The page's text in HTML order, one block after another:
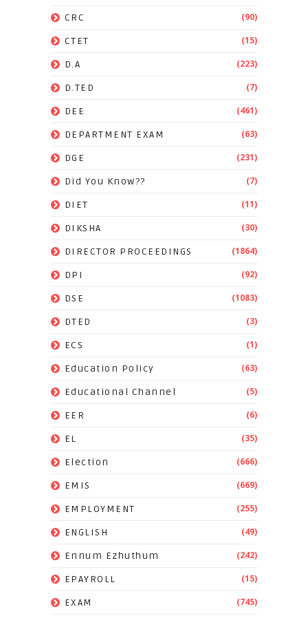
CRC (90)
CTET (15)
D.A (223)
D.TED (7)
DEE (461)
DEPARTMENT EXAM (63)
DGE (231)
Did You Know?? (7)
DIET (11)
DIKSHA (30)
DIRECTOR PROCEEDINGS (1864)
DPI (92)
DSE (1083)
DTED (3)
ECS (1)
Education Policy (63)
Educational Channel (5)
EER (6)
EL (35)
Election (666)
EMIS (669)
EMPLOYMENT (255)
ENGLISH (49)
Ennum Ezhuthum (242)
EPAYROLL (15)
EXAM (745)